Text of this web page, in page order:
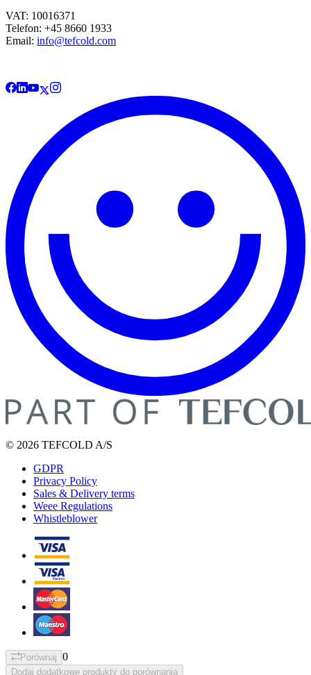
VAT: 10016371
Telefon: +45 8660 1933
Email: info@tefcold.com
© 2026 TEFCOLD A/S
GDPR
Privacy Policy
Sales & Delivery terms
Weee Regulations
Whistleblower
Porównaj 0
Dodaj dodatkowe produkty do porównania